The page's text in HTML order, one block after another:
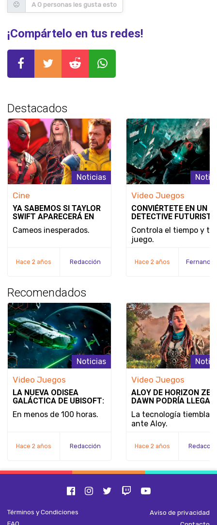
A 0 personas les gusta esto
¡Compártelo en tus redes!
Destacados
Noticias
Cine
YA SABEMOS SI TAYLOR
SWIFT APARECERÁ EN
DEADPOOL & WOLVERINE
Cameos inesperados.
Hace 2 años Redacción
Video Juegos
CONVIÉRTETE EN UN
DETECTIVE
SE REVELA EL MODO
JUEGO Y LA FECHA DE
LANZAMIENTO DE
Controla el tiempo y tu
juego.
Hace 2 años
Recomendados
Noticias
Video Juegos
LA NUEVA ODISEA
GALÁCTICA DE UBISOFT:
STAR WARS OUTLAWS
En menos de 100 horas.
Hace 2 años Redacción
Video Juegos
ALOY DE HORIZON
DAWN PODRÍA LLEGAR
SUPER SMASH BROS.:
¿REALIDAD O SIMPLE
DESEO?
La tecnología tiembla
ante Aloy.
Hace 2 años
Términos y Condiciones
Aviso de privacidad